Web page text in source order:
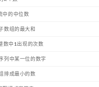
中的中位数
数组的最大和
数中1出现的次数
列中某一位的数字
排成最小的数